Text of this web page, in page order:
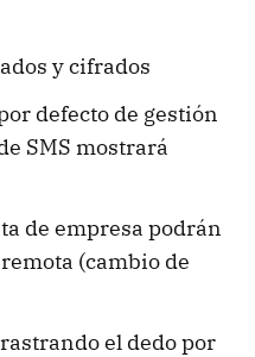
y cifrados
defecto de gestión
SMS mostrará
de empresa podrán
(cambio de
el dedo por